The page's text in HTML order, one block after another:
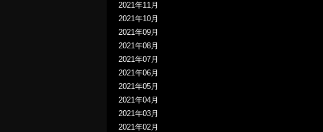
2021年11月
2021年10月
2021年09月
2021年08月
2021年07月
2021年06月
2021年05月
2021年04月
2021年03月
2021年02月